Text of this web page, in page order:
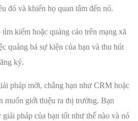
đó và khiến họ quan tâm đến nó.
kiếm hoặc quảng cáo trên mạng xã
quảng bá sự kiện của bạn và thu hút
ký.
pháp mới, chẳng hạn như CRM hoặc
muốn giới thiệu ra thị trường. Bạn
pháp của bạn tốt như thế nào và nó